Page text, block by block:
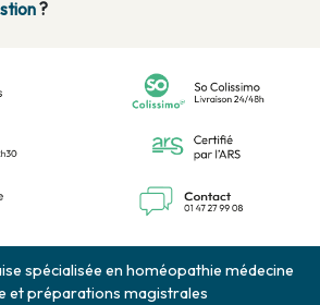
?
spécialisée en homéopathie médecine
et préparations magistrales